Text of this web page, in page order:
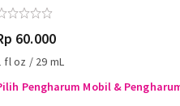
60.000
fl oz / 29 mL
Pengharum Mobil &